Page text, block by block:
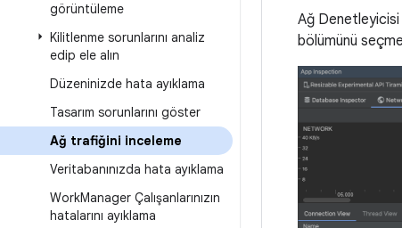
görüntüleme
Kilitlenme sorunlarını analiz
edip ele alın
Düzeninizde hata ayıklama
Tasarım sorunlarını göster
Ağ trafiğini inceleme
Veritabanınızda hata ayıklama
WorkManager Çalışanlarınızın
hatalarını ayıklama
Ağ Denetleyicisi
bölümünü